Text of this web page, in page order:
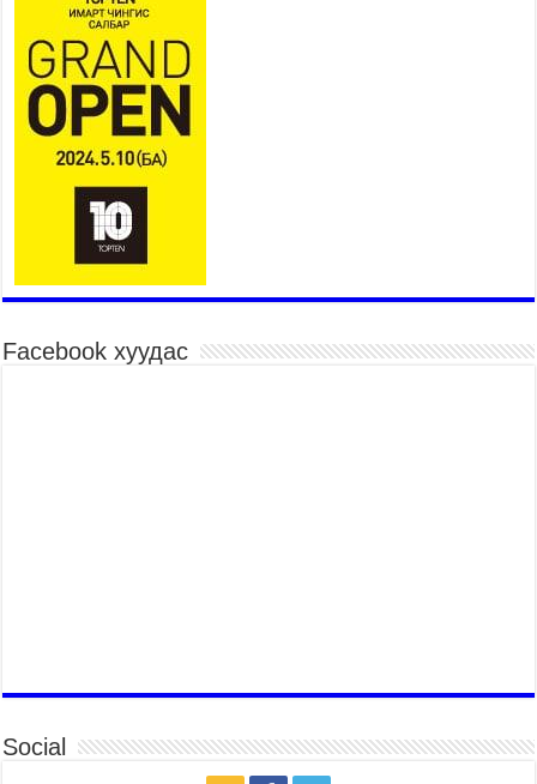
Үндэсний их сурын харваанд 850 харваач цэц
мэргэнээ сорьж байна
2026 оны 7 сар 15 / 11 цаг 03 минут
Төв цэнгэлдэхийн эргэн тойронд
2026 оны 7 сар 15 / 10 цаг 58 минут
Үндэсний их баяр наадмын шагайн харваа
насанд хүрэгчдийн багийн харваагаар
үргэлжилж байна
2026 оны 7 сар 15 / 10 цаг 52 минут
Үндэсний их баяр наадмын хүчит бөхийн
ТӨРИЙН ДАЛБААНЫ ӨДӨРТ ЗОРИУЛСАН
2026 оны 7 сар 14 / 17 цаг 47 минут
Өв соёлоо тээж яваа уяачдын галаар УИХ-ын
Facebook хуудас
Social